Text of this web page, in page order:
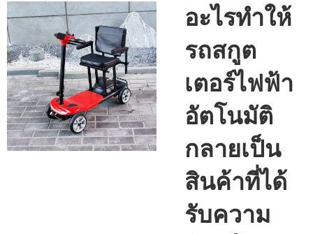
อะไรทำให้
รถสกูต
เตอร์ไฟฟ้า
อัตโนมัติ
กลายเป็น
สินค้าที่ได้
รับความ